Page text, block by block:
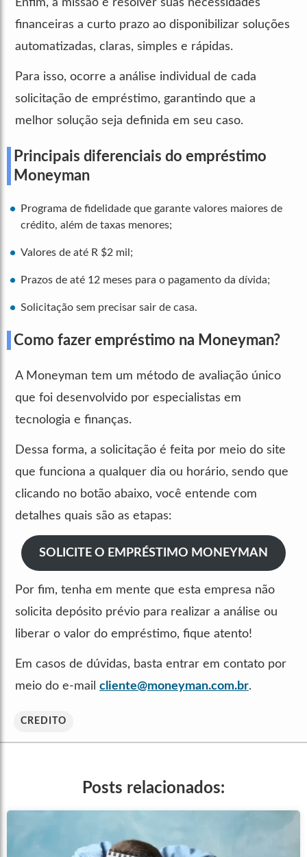
Enfim, a missão é resolver suas necessidades
financeiras a curto prazo ao disponibilizar soluções
automatizadas, claras, simples e rápidas.
Para isso, ocorre a análise individual de cada
solicitação de empréstimo, garantindo que a
melhor solução seja definida em seu caso.
Principais diferenciais do empréstimo
Moneyman
Programa de fidelidade que garante valores maiores de
crédito, além de taxas menores;
Valores de até R $2 mil;
Prazos de até 12 meses para o pagamento da dívida;
Solicitação sem precisar sair de casa.
Como fazer empréstimo na Moneyman?
A Moneyman tem um método de avaliação único
que foi desenvolvido por especialistas em
tecnologia e finanças.
Dessa forma, a solicitação é feita por meio do site
que funciona a qualquer dia ou horário, sendo que
clicando no botão abaixo, você entende com
detalhes quais são as etapas:
SOLICITE O EMPRÉSTIMO MONEYMAN
Por fim, tenha em mente que esta empresa não
solicita depósito prévio para realizar a análise ou
liberar o valor do empréstimo, fique atento!
Em casos de dúvidas, basta entrar em contato por
meio do e-mail cliente@moneyman.com.br.
CREDITO
Posts relacionados: